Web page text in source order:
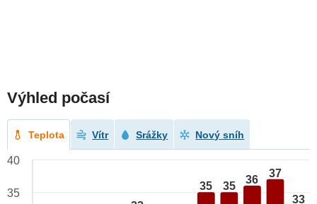
Výhled počasí
Teplota Vítr Srážky Nový sníh
35 35
36
37
33
40
35